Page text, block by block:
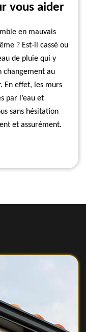
vous aider
en mauvais
? Est-il cassé ou
de pluie qui y
changement au
En effet, les murs
par l’eau et
sans hésitation
et assurément.